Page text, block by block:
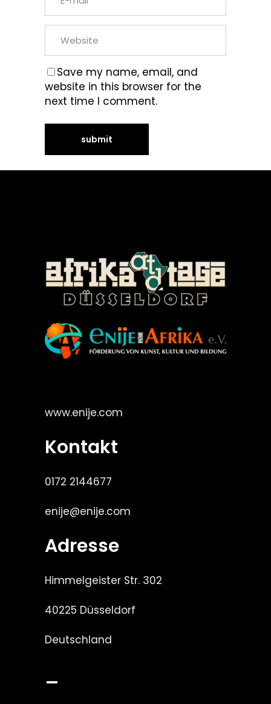
Save my name, email, and
website in this browser for the
next time I comment.
www.enije.com
Kontakt
0172 2144677
enije@enije.com
Adresse
Himmelgeister Str. 302
40225 Düsseldorf
Deutschland
_